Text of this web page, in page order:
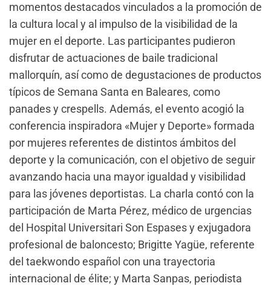
momentos destacados vinculados a la promoción de
la cultura local y al impulso de la visibilidad de la
mujer en el deporte. Las participantes pudieron
disfrutar de actuaciones de baile tradicional
mallorquín, así como de degustaciones de productos
típicos de Semana Santa en Baleares, como
panades y crespells. Además, el evento acogió la
conferencia inspiradora «Mujer y Deporte» formada
por mujeres referentes de distintos ámbitos del
deporte y la comunicación, con el objetivo de seguir
avanzando hacia una mayor igualdad y visibilidad
para las jóvenes deportistas. La charla contó con la
participación de Marta Pérez, médico de urgencias
del Hospital Universitari Son Espases y exjugadora
profesional de baloncesto; Brigitte Yagüe, referente
del taekwondo español con una trayectoria
internacional de élite; y Marta Sanpas, periodista